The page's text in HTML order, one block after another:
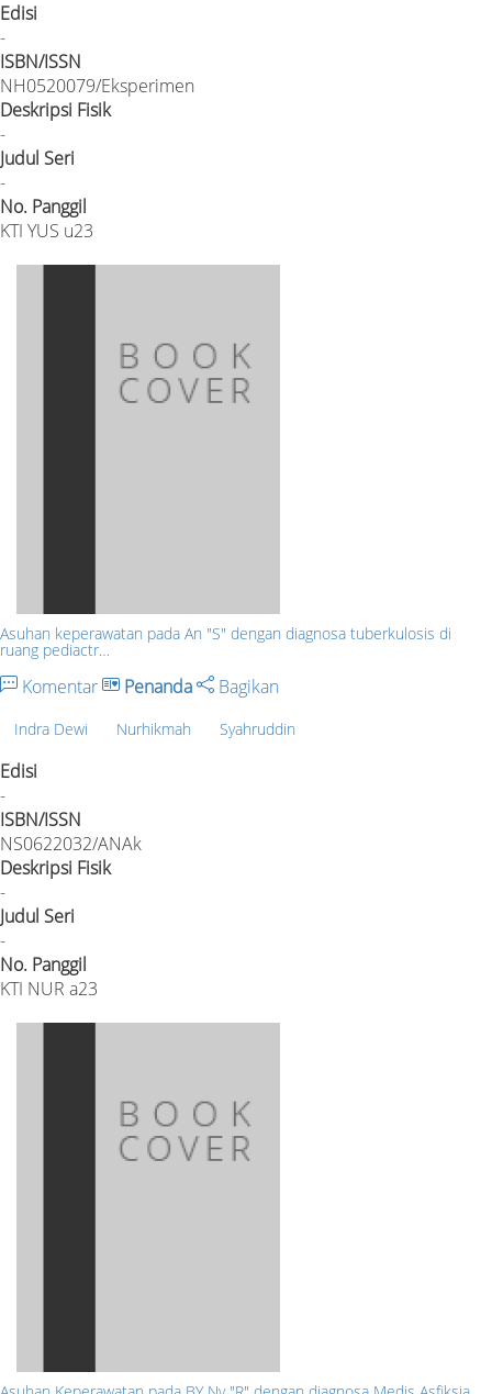
Edisi
-
ISBN/ISSN
NH0520079/Eksperimen
Deskripsi Fisik
-
Judul Seri
-
No. Panggil
KTI YUS u23
Asuhan keperawatan pada An "S" dengan diagnosa tuberkulosis di
ruang pediactr…
Komentar Penanda Bagikan
Indra Dewi Nurhikmah Syahruddin
Edisi
-
ISBN/ISSN
NS0622032/ANAk
Deskripsi Fisik
-
Judul Seri
-
No. Panggil
KTI NUR a23